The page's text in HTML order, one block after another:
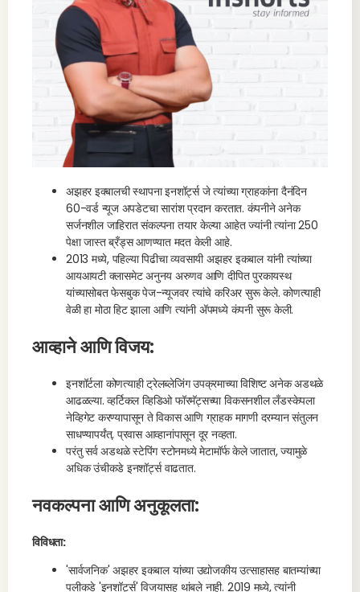
अझहर इक्बालची स्थापना इनशॉर्ट्स जे त्यांच्या ग्राहकांना दैनंदिन
60-वर्ड न्यूज अपडेटचा सारांश प्रदान करतात. कंपनीने अनेक
सर्जनशील जाहिरात संकल्पना तयार केल्या आहेत ज्यांनी त्यांना 250
पेक्षा जास्त ब्रँड्स आणण्यात मदत केली आहे.
2013 मध्ये, पहिल्या पिढीचा व्यवसायी अझहर इकबाल यांनी त्यांच्या
आयआयटी क्लासमेट अनुनय अरुणव आणि दीपित पुरकायस्थ
यांच्यासोबत फेसबुक पेज-न्यूजवर त्यांचे करिअर सुरू केले. कोणत्याही
वेळी हा मोठा हिट झाला आणि त्यांनी ॲपमध्ये कंपनी सुरू केली.
आव्हाने आणि विजय:
इनशॉर्टला कोणत्याही ट्रेलब्लेजिंग उपक्रमाच्या विशिष्ट अनेक अडथळे
आढळल्या. व्हर्टिकल व्हिडिओ फॉरमॅट्सच्या विकसनशील लँडस्केपला
नेव्हिगेट करण्यापासून ते विकास आणि ग्राहक मागणी दरम्यान संतुलन
साधण्यापर्यंत, प्रवास आव्हानांपासून दूर नव्हता.
परंतु सर्व अडथळे स्टेपिंग स्टोनमध्ये मेटामॉर्फ केले जातात, ज्यामुळे
अधिक उंचीकडे इनशॉर्ट्स वाढतात.
नवकल्पना आणि अनुकूलता:
विविधता:
'सार्वजनिक' अझहर इकबाल यांच्या उद्योजकीय उत्साहासह बातम्यांच्या
पलीकडे 'इनशॉर्ट्स' विजयासह थांबले नाही. 2019 मध्ये, त्यांनी